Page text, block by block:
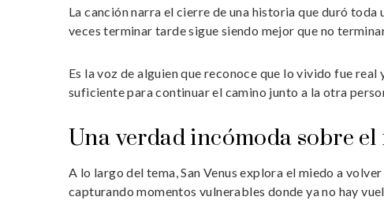
La canción narra el cierre de una historia que duró
veces terminar tarde sigue siendo mejor que no
Es la voz de alguien que reconoce que lo vivido fue
suficiente para continuar el camino junto a la otra
Una verdad incómoda sobre
A lo largo del tema, San Venus explora el miedo a
capturando momentos vulnerables donde ya no hay